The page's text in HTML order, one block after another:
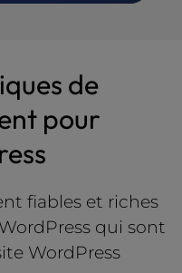
de
pour
fiables et riches
qui sont
WordPress